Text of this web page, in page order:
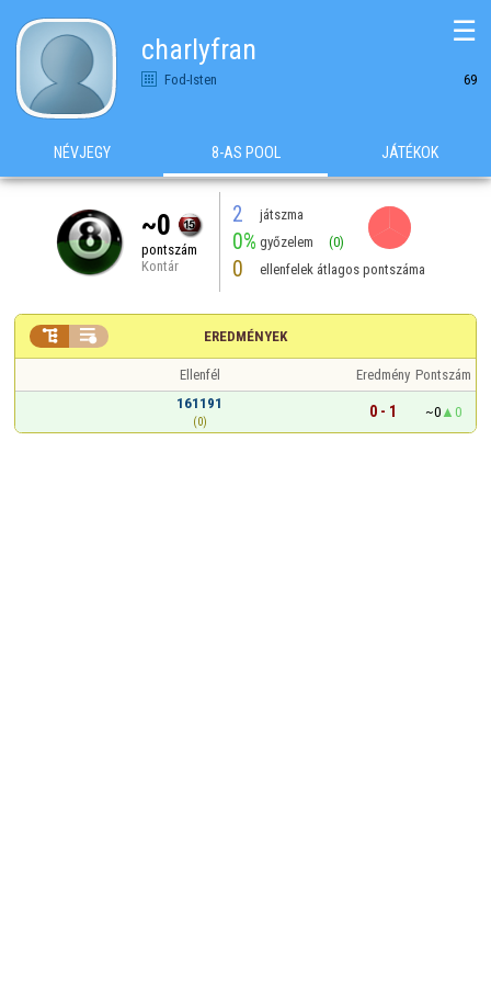
charlyfran
Fod-Isten 69
☰
NÉVJEGY 8-AS POOL JÁTÉKOK
~0
pontszám
Kontár
2 játszma
0% győzelem (0)
0 ellenfelek átlagos pontszáma
EREDMÉNYEK
 
Ellenfél Eredmény Pontszám
161191
(0)
0 - 1 ~0 0